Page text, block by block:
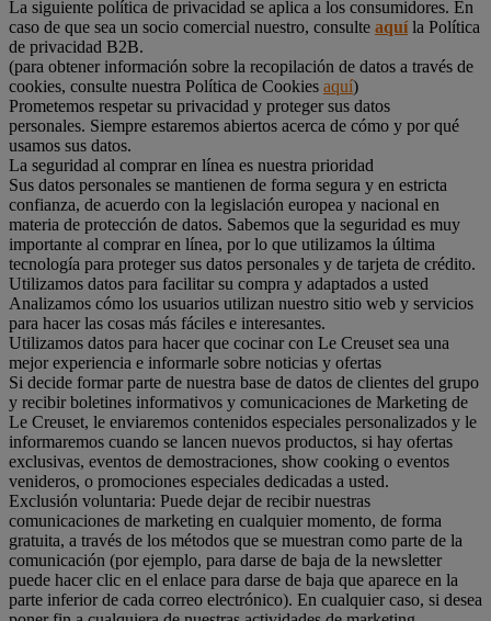
La siguiente política de privacidad se aplica a los consumidores. En
caso de que sea un socio comercial nuestro, consulte aquíla Política
de privacidad B2B.
(para obtener información sobre la recopilación de datos a través de
cookies, consulte nuestra Política de Cookies aquí)
Prometemos respetar su privacidad y proteger sus datos
personales. Siempre estaremos abiertos acerca de cómo y por qué
usamos sus datos.
La seguridad al comprar en línea es nuestra prioridad
Sus datos personales se mantienen de forma segura y en estricta
confianza, de acuerdo con la legislación europea y nacional en
materia de protección de datos. Sabemos que la seguridad es muy
importante al comprar en línea, por lo que utilizamos la última
tecnología para proteger sus datos personales y de tarjeta de crédito.
Utilizamos datos para facilitar su compra y adaptados a usted
Analizamos cómo los usuarios utilizan nuestro sitio web y servicios
para hacer las cosas más fáciles e interesantes.
Utilizamos datos para hacer que cocinar con Le Creuset sea una
mejor experiencia e informarle sobre noticias y ofertas
Si decide formar parte de nuestra base de datos de clientes del grupo
y recibir boletines informativos y comunicaciones de Marketing de
Le Creuset, le enviaremos contenidos especiales personalizados y le
informaremos cuando se lancen nuevos productos, si hay ofertas
exclusivas, eventos de demostraciones, show cooking o eventos
venideros, o promociones especiales dedicadas a usted.
Exclusión voluntaria: Puede dejar de recibir nuestras
comunicaciones de marketing en cualquier momento, de forma
gratuita, a través de los métodos que se muestran como parte de la
comunicación (por ejemplo, para darse de baja de la newsletter
puede hacer clic en el enlace para darse de baja que aparece en la
parte inferior de cada correo electrónico). En cualquier caso, si desea